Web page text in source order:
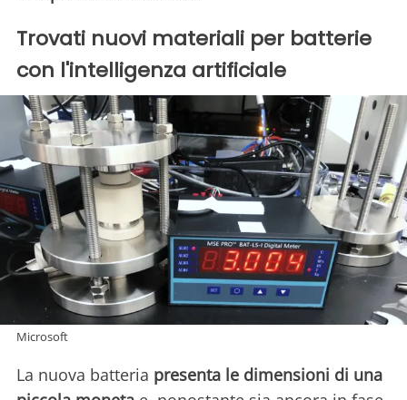
Trovati nuovi materiali per batterie
con l'intelligenza artificiale
Microsoft
La nuova batteria presenta le dimensioni di una